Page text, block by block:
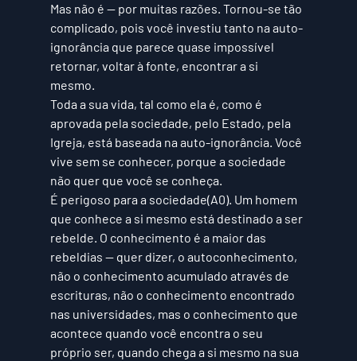
Mas não é — por muitas razões. Tornou-se tão
complicado, pois você investiu tanto na auto-
ignorância que parece quase impossível
retornar, voltar à fonte, encontrar a si
mesmo.
Toda a sua vida, tal como ela é, como é
aprovada pela sociedade, pelo Estado, pela
Igreja, está baseada na auto-ignorância. Você
vive sem se conhecer, porque a sociedade
não quer que você se conheça.
É perigoso para a sociedade(A0). Um homem
que conhece a si mesmo está destinado a ser
rebelde. O conhecimento é a maior das
rebeldias — quer dizer, o autoconhecimento,
não o conhecimento acumulado através de
escrituras, não o conhecimento encontrado
nas universidades, mas o conhecimento que
acontece quando você encontra o seu
próprio ser, quando chega a si mesmo na sua